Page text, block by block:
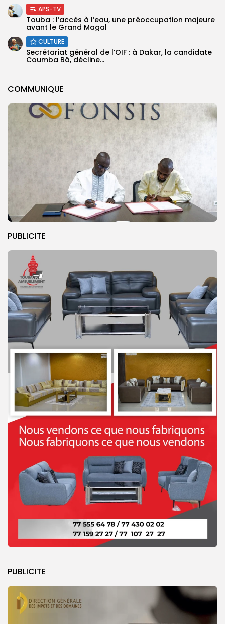
COMMUNIQUE
PUBLICITE
PUBLICITE
APS-TV
Touba : l’accès à l’eau, une préoccupation majeure
avant le Grand Magal
CULTURE
Secrétariat général de l’OIF : à Dakar, la candidate
Coumba Bâ, décline...